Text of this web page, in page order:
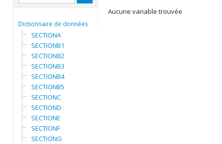
Dictionnaire de données
SECTIONA
SECTIONB1
SECTIONB2
SECTIONB3
SECTIONB4
SECTIONB5
SECTIONC
SECTIOND
SECTIONE
SECTIONF
SECTIONG
Aucune variable trouvée